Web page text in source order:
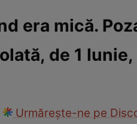
Click!
era mică.
de 1
Urmărește-ne pe